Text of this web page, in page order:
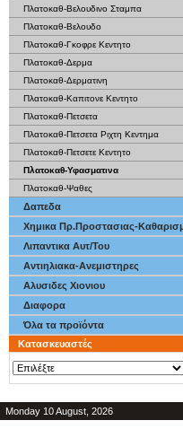
Πλατοκαθ-Βελουδινο Σταμπα
Πλατοκαθ-Βελουδο
Πλατοκαθ-Γκοφρε Κεντητο
Πλατοκαθ-Δερμα
Πλατοκαθ-Δερματινη
Πλατοκαθ-Καπιτονε Κεντητο
Πλατοκαθ-Πετσετα
Πλατοκαθ-Πετσετα Ριχτη Κεντημα
Πλατοκαθ-Πετσετε Κεντητο
Πλατοκαθ-Υφασματινα
Πλατοκαθ-Ψαθες
Δαπεδα
Χημικα Πρ.Προστασιας-
Λιπαντικα Αυτ/Του
Αντιηλιακα-Ανεμιστηρες
Αλυσιδες Χιονιου
Διαφορα
Όλα τα προϊόντα
Κατασκευαστές
Monday 10 August, 2026